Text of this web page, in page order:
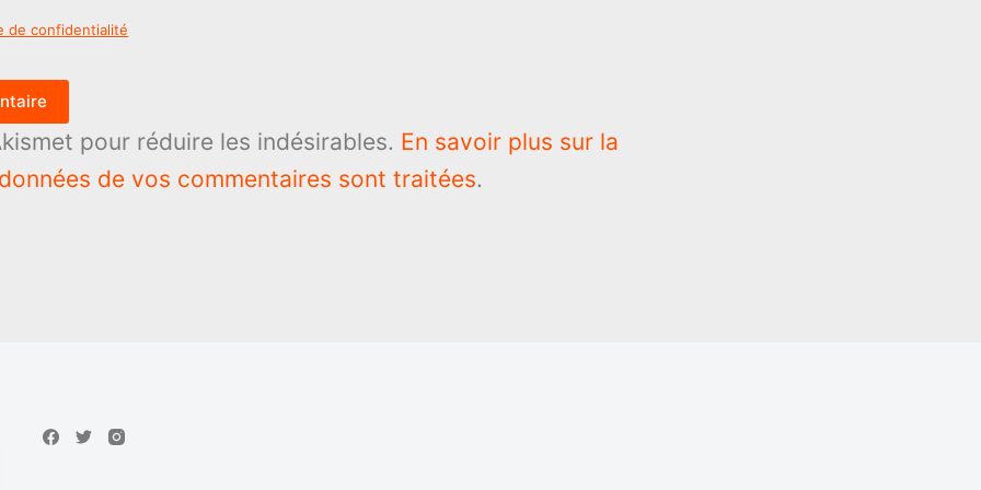
de confidentialité
pour réduire les indésirables. En savoir plus sur la
de vos commentaires sont traitées.